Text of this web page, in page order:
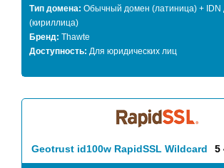
Тип домена: Обычный домен (латиница) + IDN
(кириллица)
Бренд: Thawte
Доступность: Для юридических лиц
Geotrust id100w RapidSSL Wildcard 5